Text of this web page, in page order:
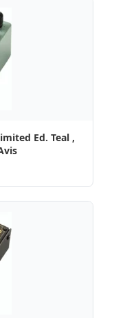
Ed. Teal ,